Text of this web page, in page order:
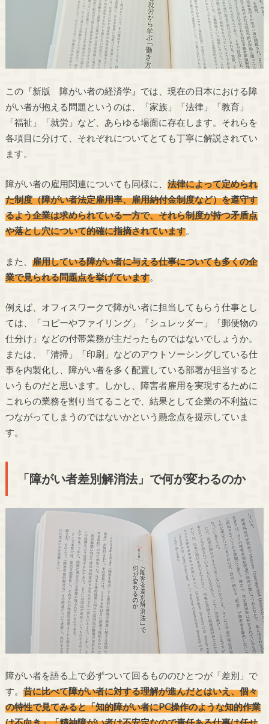
この『新版 障がい者の経済学』では、現在の日本における障
がい者が抱える問題というのは、「家族」「法律」「教育」
「福祉」「就労」など、あらゆる場面に存在します。それらを
各項目に分けて、それぞれについてとても丁寧に解説されてい
ます。
障がい者の雇用関連についても同様に、 法律によって定められ
た制度（障がい者法定雇用率、雇用納付金制度など）を遵守す
るよう企業は求められている一方で、それら制度が持つ矛盾点
や落とし穴について的確に指摘されています。
また、 雇用している障がい者に与える仕事についても多くの企
業で見られる問題点を挙げています。
例えば、オフィスワークで障がい者に担当してもらう仕事とし
ては、「コピーやファイリング」「シュレッダー」「郵便物の
仕分け」などの付帯業務が主だったものではないでしょうか。
または、「清掃」「印刷」などのアウトソーシングしている仕
事を内製化し、障がい者を多く配置している部署が担当すると
いうものだと思います。しかし、障害者雇用を実現するために
これらの業務を割り当てることで、結果として企業の不利益に
つながってしまうのではないかという懸念点を提示していま
す。
「障がい者差別解消法」で何が変わるのか
障がい者を語る上で必ずついて回るもののひとつが「差別」で
す。 昔に比べて障がい者に対する理解が進んだとはいえ、個々
の特性で見てみると「知的障がい者にPC操作のような知的作業